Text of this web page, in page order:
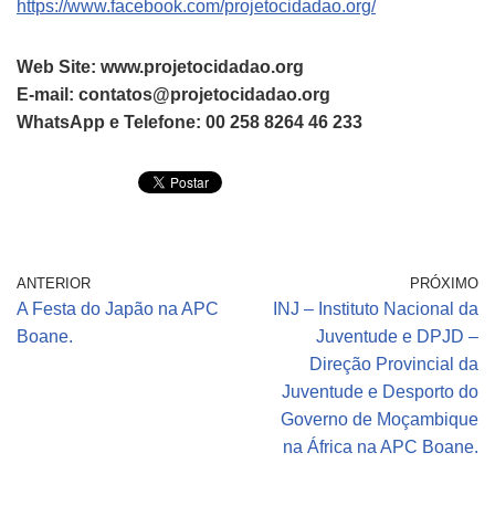
https://www.facebook.com/projetocidadao.org/
Web Site: www.projetocidadao.org
E-mail: contatos@projetocidadao.org
WhatsApp e Telefone: 00 258 8264 46 233
ANTERIOR
A Festa do Japão na APC
Boane.
PRÓXIMO
INJ – Instituto Nacional da
Juventude e DPJD –
Direção Provincial da
Juventude e Desporto do
Governo de Moçambique
na África na APC Boane.